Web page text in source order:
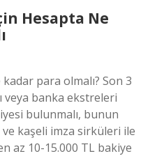
Hesapta Ne
para olmalı? Son 3
veya banka ekstreleri
bulunmalı, bunun
kaşeli imza sirküleri ile
az 10-15.000 TL bakiye